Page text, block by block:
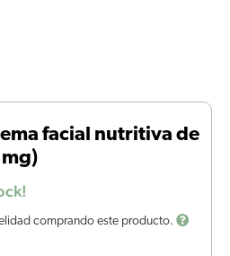
facial nutritiva de
comprando este producto.